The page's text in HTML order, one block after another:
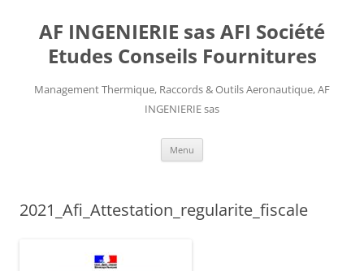
AF INGENIERIE sas AFI Société
Etudes Conseils Fournitures
Management Thermique, Raccords & Outils Aeronautique, AF
INGENIERIE sas
Menu
2021_Afi_Attestation_regularite_fiscale